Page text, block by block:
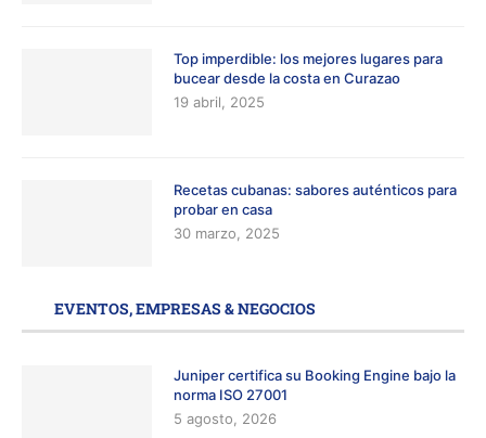
Top imperdible: los mejores lugares para
bucear desde la costa en Curazao
19 abril, 2025
Recetas cubanas: sabores auténticos para
probar en casa
30 marzo, 2025
EVENTOS, EMPRESAS & NEGOCIOS
Juniper certifica su Booking Engine bajo la
norma ISO 27001
5 agosto, 2026